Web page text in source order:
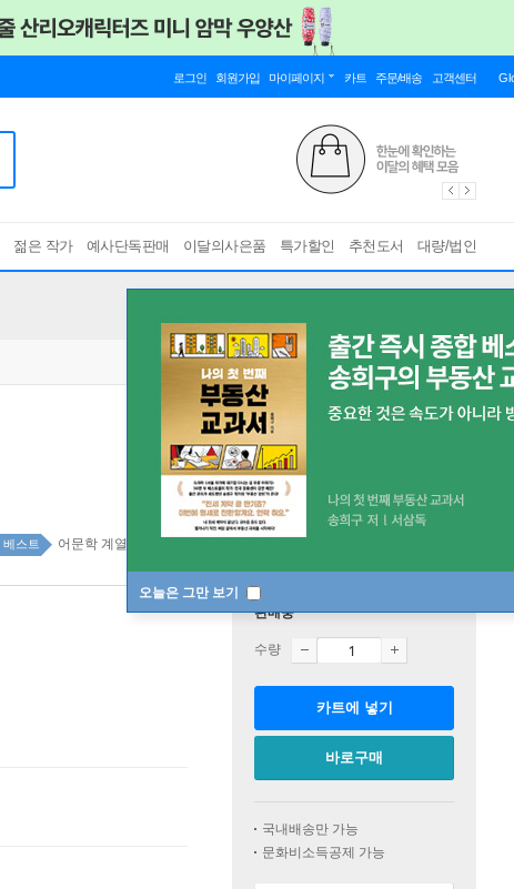
로그인 회원가입 마이페이지 카트 주문/배송 고객센터
젊은 작가 예사단독판매 이달의사은품 특가할인 추천도서 대량/법인
오늘은 그만 보기
베스트 어문학 계열 top20 11주
판매중
수량
카트에 넣기
바로구매
국내배송만 가능
문화비소득공제 가능